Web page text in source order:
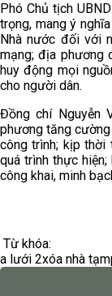
Phó Chủ tịch
trọng, mang ý
Nhà nước đối với
mạng; địa phương
huy động mọi
cho người dân.
Đồng chí Nguyễn
phương tăng
công trình; kịp thời
quá trình thực
công khai, minh
Từ khóa:
a lưới 2xóa nhà tạm